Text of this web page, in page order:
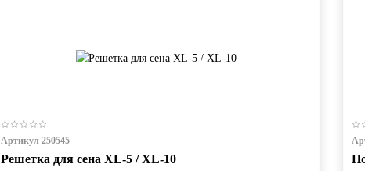
Артикул 250545
Решетка для сена XL-5 / XL-10